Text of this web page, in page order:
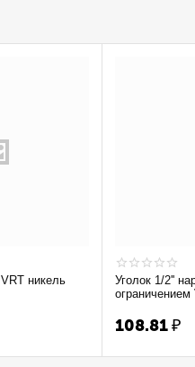
Заглушка 1/2'' нар VRT никель
Уголок 1/2''
ограничением
108.81₽